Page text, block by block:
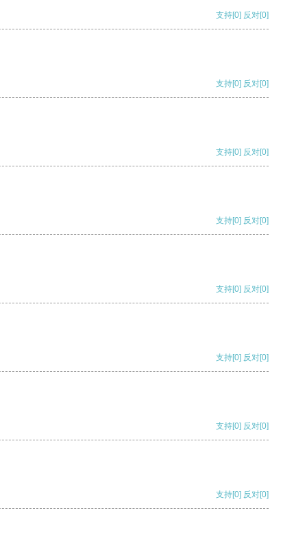
支持[0] 反对[0]
支持[0] 反对[0]
支持[0] 反对[0]
支持[0] 反对[0]
支持[0] 反对[0]
支持[0] 反对[0]
支持[0] 反对[0]
支持[0] 反对[0]